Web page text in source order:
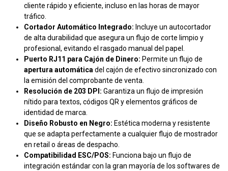
cliente rápido y eficiente, incluso en las horas de mayor
tráfico.
Cortador Automático Integrado: Incluye un autocortador
de alta durabilidad que asegura un flujo de corte limpio y
profesional, evitando el rasgado manual del papel.
Puerto RJ11 para Cajón de Dinero: Permite un flujo de
apertura automática del cajón de efectivo sincronizado con
la emisión del comprobante de venta.
Resolución de 203 DPI: Garantiza un flujo de impresión
nítido para textos, códigos QR y elementos gráficos de
identidad de marca.
Diseño Robusto en Negro: Estética moderna y resistente
que se adapta perfectamente a cualquier flujo de mostrador
en retail o áreas de despacho.
Compatibilidad ESC/POS: Funciona bajo un flujo de
integración estándar con la gran mayoría de los softwares de